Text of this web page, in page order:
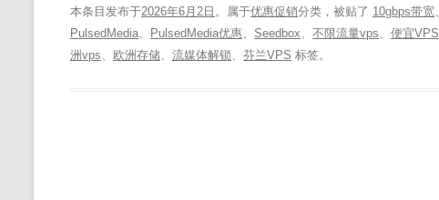
本条目发布于2026年6月2日 。属于优惠促销分类，被贴了 10gbps带宽
PulsedMedia
PulsedMedia优惠 Seedbox 不限流量vps 便宜VPS
洲vps
欧洲存储 流媒体解锁 芬兰VPS 标签。